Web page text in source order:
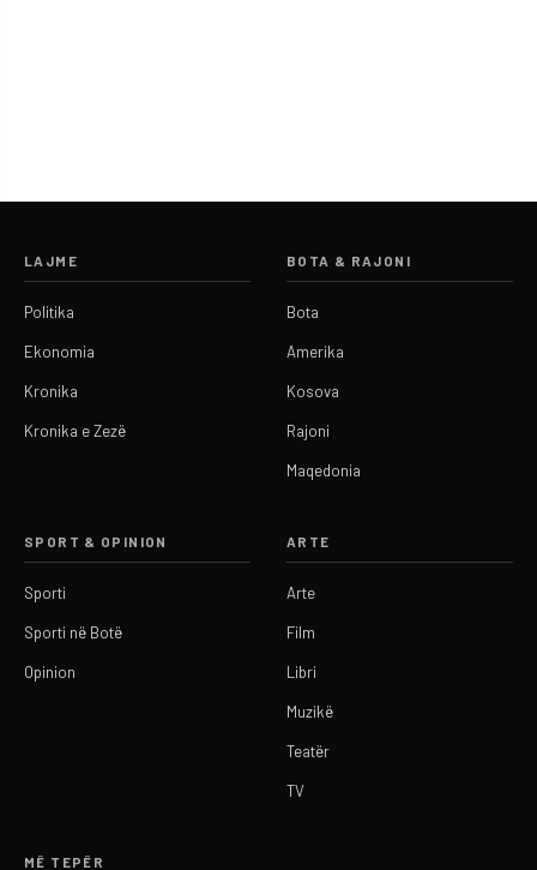
LAJME
Politika
Ekonomia
Kronika
Kronika e Zezë
BOTA & RAJONI
Bota
Amerika
Kosova
Rajoni
Maqedonia
SPORT & OPINION
Sporti
Sporti në Botë
Opinion
ARTE
Arte
Film
Libri
Muzikë
Teatër
TV
MË TEPËR